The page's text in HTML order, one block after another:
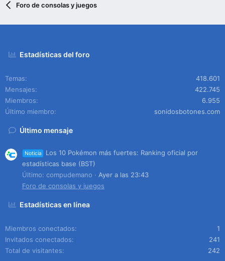
Foro de consolas y juegos
Estadísticas del foro
Temas
418.601
Mensajes
422.745
Miembros
6.955
Último miembro
sonidosbotones.com
Último mensaje
Noticia
Los 10 Pokémon más fuertes: Ranking oficial por
estadísticas base (BST)
Último: compudemano
Ayer a las 23:43
Foro de consolas y juegos
Estadísticas en línea
Miembros conectados
1
Invitados conectados
241
Total de visitantes
242